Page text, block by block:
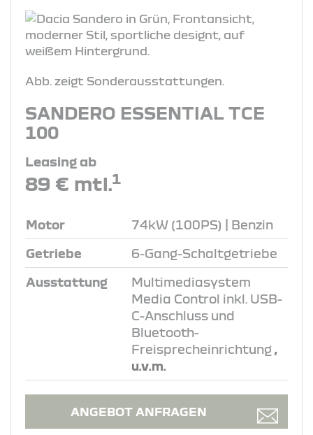
Abb. zeigt Sonderausstattungen.
SANDERO ESSENTIAL TCE
100
Leasing ab
89 € mtl.1
Motor 74kW (100PS) | Benzin
Getriebe 6-Gang-Schaltgetriebe
Ausstattung
Multimediasystem
Media Control inkl. USB-
C-Anschluss und
Bluetooth-
Freisprecheinrichtung ,
u.v.m.
ANGEBOT ANFRAGEN